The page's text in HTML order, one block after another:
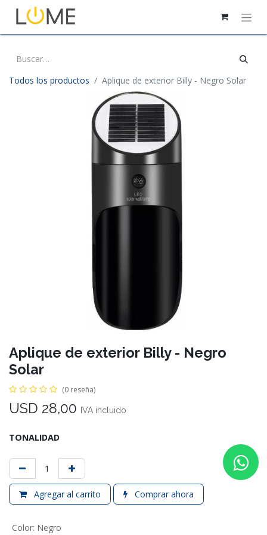
Todos los productos Aplique de exterior Billy - Negro Solar
Aplique de exterior Billy - Negro
Solar
(0 reseña)
USD 28,00 IVA incluido
TONALIDAD
Agregar al carrito Comprar ahora
Color: Negro